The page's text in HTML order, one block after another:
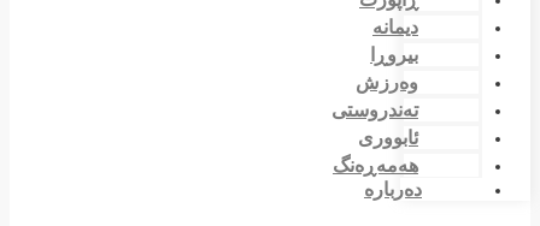
دیمانە
بیروڕا
وەرزش
تەندروستی
ئابووری
هەمەڕەنگ
دەربارە